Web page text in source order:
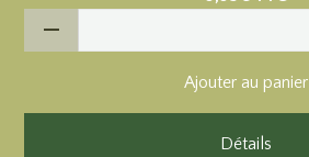
Ajouter au panier
Détails